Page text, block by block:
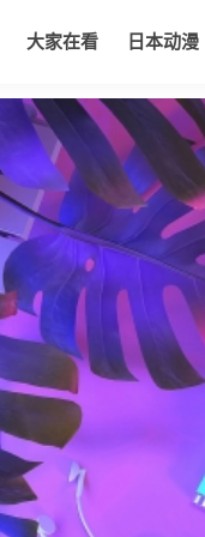
大家在看 日本动漫
国产动漫 欧美动漫